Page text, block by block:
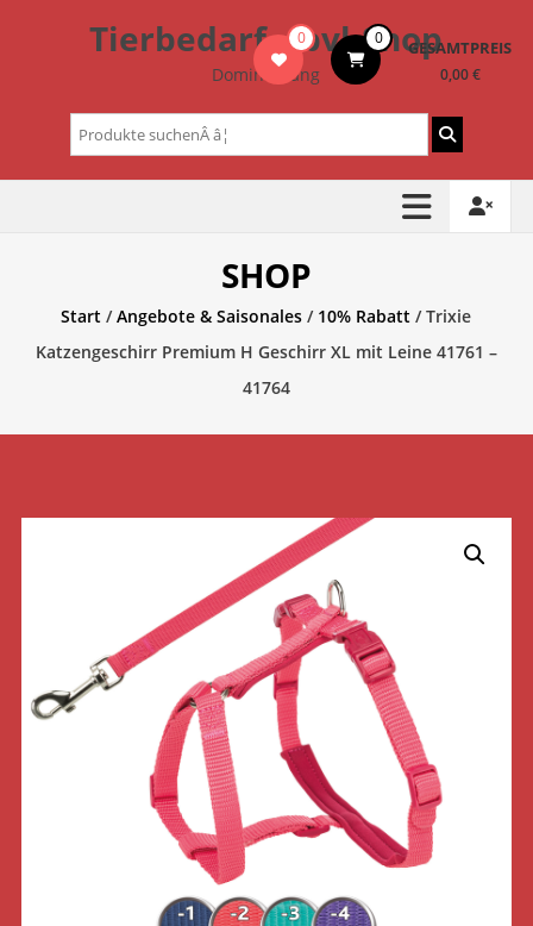
Tierbedarf – bvl-Shop
Dominik Lang
0 0 GESAMTPREIS
0,00 €
Suchen
nach:
SHOP
Start /Angebote & Saisonales / 10% Rabatt / Trixie
Katzengeschirr Premium H Geschirr XL mit Leine 41761 –
41764